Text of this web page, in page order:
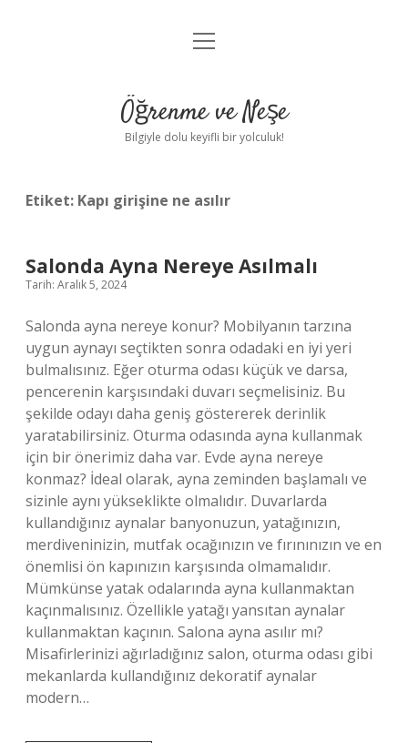
Anasayfa
Yasal Uyarı
menüyü
Öğrenme ve Neşe
Bilgiyle dolu keyifli bir yolculuk!
Etiket: Kapı girişine ne asılır
Salonda Ayna Nereye Asılmalı
Tarih: Aralık 5, 2024
Salonda ayna nereye konur? Mobilyanın tarzına
uygun aynayı seçtikten sonra odadaki en iyi yeri
bulmalısınız. Eğer oturma odası küçük ve darsa,
pencerenin karşısındaki duvarı seçmelisiniz. Bu
şekilde odayı daha geniş göstererek derinlik
yaratabilirsiniz. Oturma odasında ayna kullanmak
için bir önerimiz daha var. Evde ayna nereye
konmaz? İdeal olarak, ayna zeminden başlamalı ve
sizinle aynı yükseklikte olmalıdır. Duvarlarda
kullandığınız aynalar banyonuzun, yatağınızın,
merdiveninizin, mutfak ocağınızın ve fırınınızın ve en
önemlisi ön kapınızın karşısında olmamalıdır.
Mümkünse yatak odalarında ayna kullanmaktan
kaçınmalısınız. Özellikle yatağı yansıtan aynalar
kullanmaktan kaçının. Salona ayna asılır mı?
Misafirlerinizi ağırladığınız salon, oturma odası gibi
mekanlarda kullandığınız dekoratif aynalar
modern…